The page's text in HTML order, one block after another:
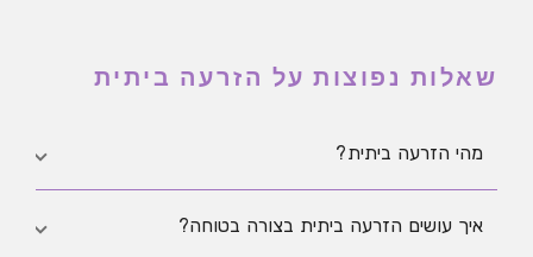
שאלות נפוצות על הזרעה ביתית
מהי הזרעה ביתית?
ניסיון להיריון בבית באמצעות העברה עדינה של זרע לנרתיק
איך עושים הזרעה ביתית בצורה בטוחה?